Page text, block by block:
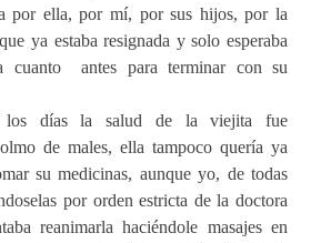
por ella, por mí, por sus hijos, por la
ya estaba resignada y solo esperaba
cuanto
antes para terminar con su
días la salud de la viejita fue
de males, ella tampoco quería ya
su medicinas, aunque yo, de todas
por orden estricta de la doctora
reanimarla haciéndole masajes en